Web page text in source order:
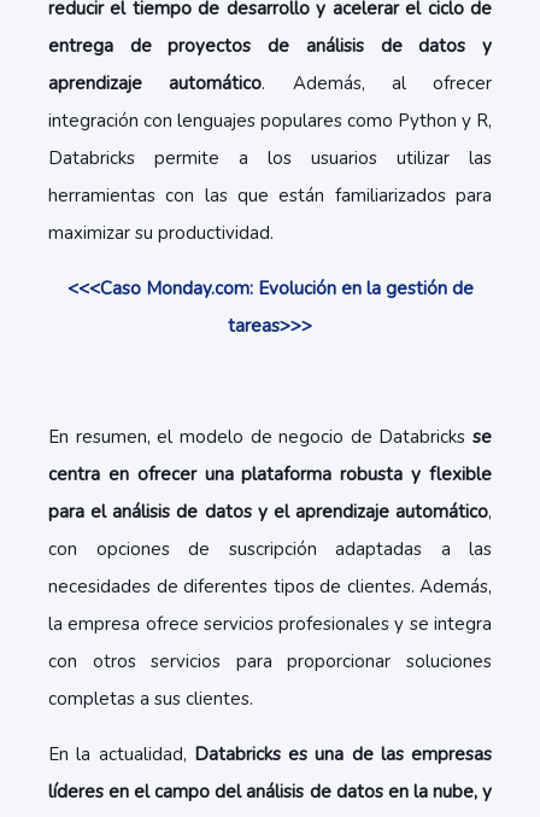
reducir el tiempo de desarrollo y acelerar el ciclo de
entrega de proyectos de análisis de datos y
aprendizaje automático. Además, al ofrecer
integración con lenguajes populares como Python y R,
Databricks permite a los usuarios utilizar las
herramientas con las que están familiarizados para
maximizar su productividad.
<<<Caso Monday.com: Evolución en la gestión de
tareas>>>
En resumen, el modelo de negocio de Databricks se
centra en ofrecer una plataforma robusta y flexible
para el análisis de datos y el aprendizaje automático,
con opciones de suscripción adaptadas a las
necesidades de diferentes tipos de clientes. Además,
la empresa ofrece servicios profesionales y se integra
con otros servicios para proporcionar soluciones
completas a sus clientes.
En la actualidad, Databricks es una de las empresas
líderes en el campo del análisis de datos en la nube, y